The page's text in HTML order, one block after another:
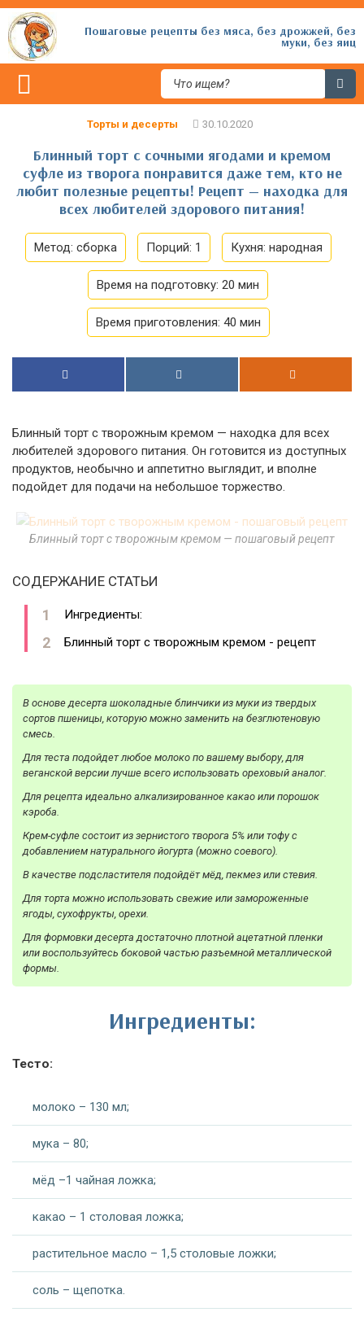
Пошаговые рецепты без мяса, без дрожжей, без
муки, без яиц
Торты и десерты
Блинный торт с сочными ягодами и кремом
суфле из творога понравится даже тем, кто не
любит полезные рецепты! Рецепт — находка для
всех любителей здорового питания!
Метод: сборка Порций: 1 Кухня: народная
Время на подготовку: 20 мин
Время приготовления: 40 мин
Блинный торт с творожным кремом — находка для всех
любителей здорового питания. Он готовится из доступных
продуктов, необычно и аппетитно выглядит, и вполне
подойдет для подачи на небольшое торжество.
Блинный торт с творожным кремом — пошаговый рецепт
СОДЕРЖАНИЕ СТАТЬИ
Ингредиенты:
Блинный торт с творожным кремом - рецепт
В основе десерта шоколадные блинчики из муки из твердых
сортов пшеницы, которую можно заменить на безглютеновую
смесь.
Для теста подойдет любое молоко по вашему выбору, для
веганской версии лучше всего использовать ореховый аналог.
Для рецепта идеально алкализированное какао или порошок
кэроба.
Крем-суфле состоит из зернистого творога 5% или тофу с
добавлением натурального йогурта (можно соевого).
В качестве подсластителя подойдёт мёд, пекмез или стевия.
Для торта можно использовать свежие или замороженные
ягоды, сухофрукты, орехи.
Для формовки десерта достаточно плотной ацетатной пленки
или воспользуйтесь боковой частью разъемной металлической
формы.
Ингредиенты:
Тесто:
молоко – 130 мл;
мука – 80;
мёд –1 чайная ложка;
какао – 1 столовая ложка;
растительное масло – 1,5 столовые ложки;
соль – щепотка.